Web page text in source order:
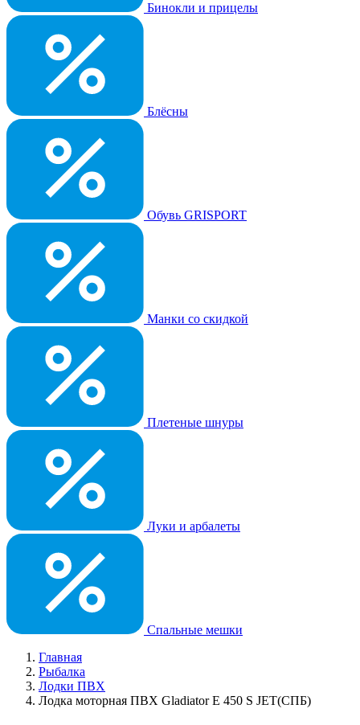
Бинокли и прицелы
Блёсны
Обувь GRISPORT
Манки со скидкой
Плетеные шнуры
Луки и арбалеты
Спальные мешки
Главная
Рыбалка
Лодки ПВХ
Лодка моторная ПВХ Gladiator E 450 S JET(СПБ)